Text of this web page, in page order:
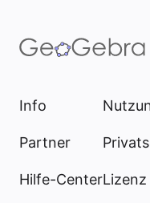
Info
Partner
Hilfe-CenterLizenz